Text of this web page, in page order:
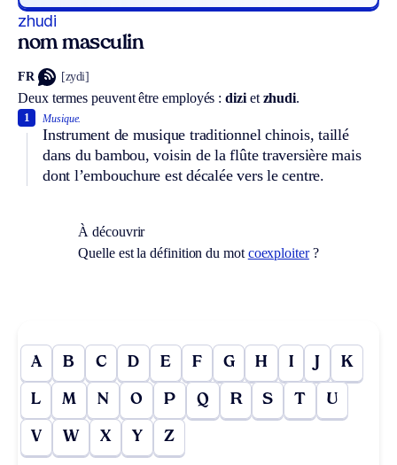
zhudi
nom masculin
FR [zydi]
Deux termes peuvent être employés :diziet zhudi.
Musique.
Instrument de musique traditionnel chinois, taillé
dans du bambou, voisin de la flûte traversière mais
dont l’embouchure est décalée vers le centre.
1
À découvrir
Quelle est la définition du mot coexploiter?
A B C D E F G H I J K
L M N O P Q R S T U
V W X Y Z